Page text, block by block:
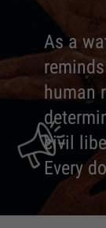
As a
human
civil
Every